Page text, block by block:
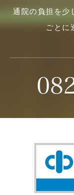
通院の負担を少
ごとに